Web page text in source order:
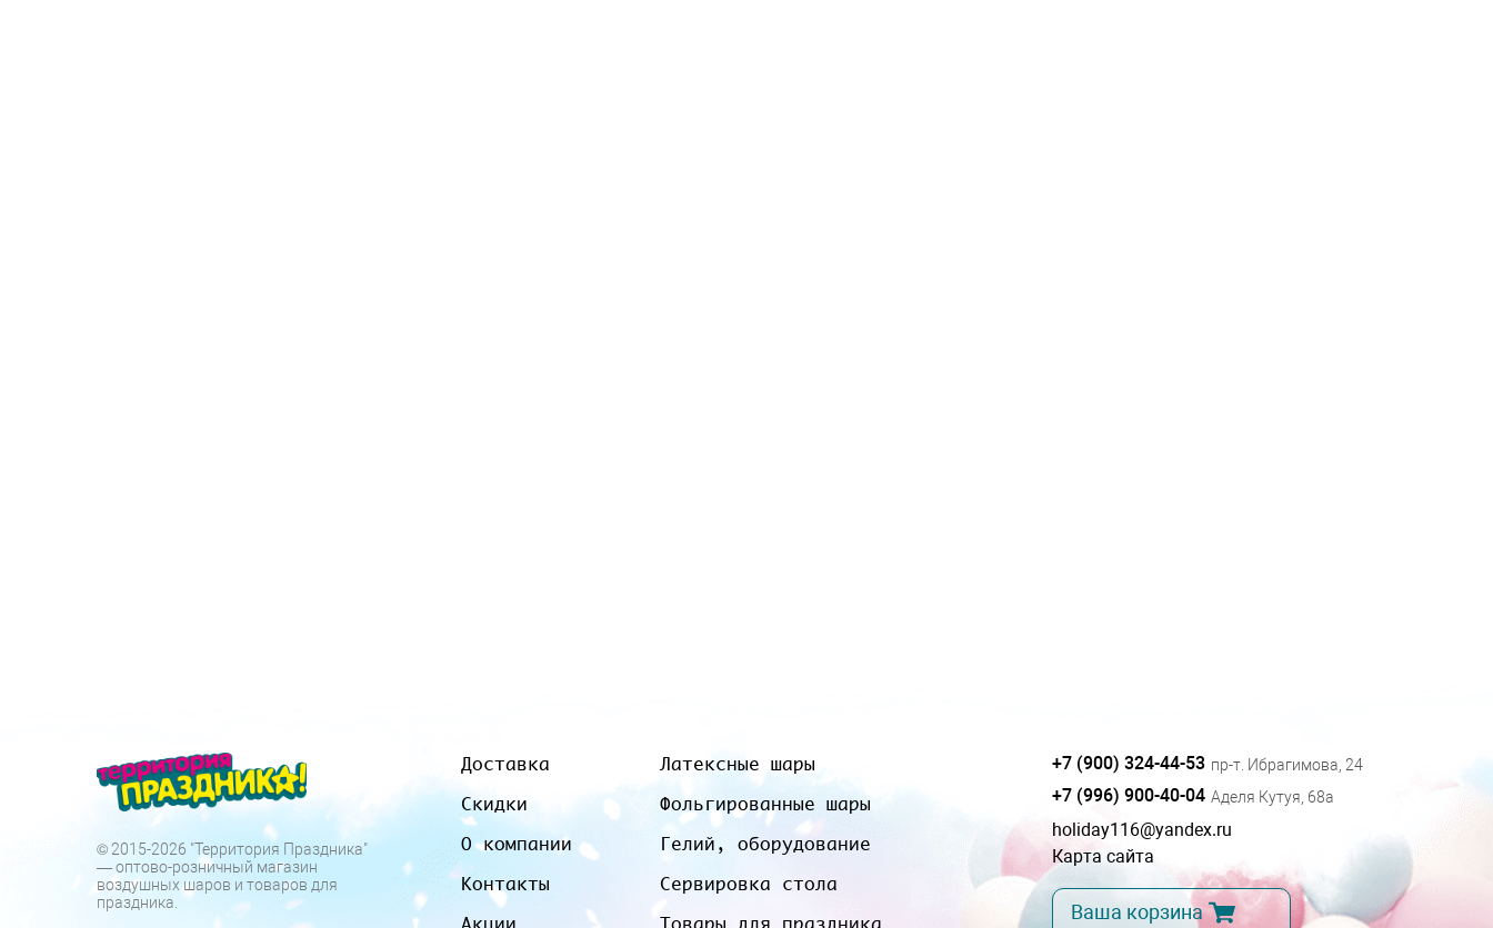
© 2015-2026 "Территория Праздника"
— оптово-розничный магазин
воздушных шаров и товаров для
праздника.
Доставка
Скидки
О компании
Контакты
Латексные шары
Фольгированные шары
Гелий, оборудование
Сервировка стола
+7 (900) 324-44-53 пр-т. Ибрагимова, 24
+7 (996) 900-40-04 Аделя Кутуя, 68а
holiday116@yandex.ru
Карта сайта
Ваша корзина